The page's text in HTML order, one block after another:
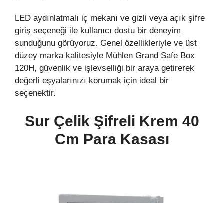
LED aydınlatmalı iç mekanı ve gizli veya açık şifre
giriş seçeneği ile kullanıcı dostu bir deneyim
sunduğunu görüyoruz. Genel özellikleriyle ve üst
düzey marka kalitesiyle Mühlen Grand Safe Box
120H, güvenlik ve işlevselliği bir araya getirerek
değerli eşyalarınızı korumak için ideal bir
seçenektir.
Sur Çelik Şifreli Krem 40
Cm Para Kasası